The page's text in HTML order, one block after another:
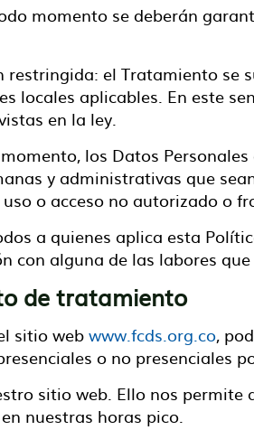
momento se deberán
restringida: el Tratamiento
locales aplicables. En este
en la ley.
los Datos
y administrativas que
o acceso no autorizado o
a quienes aplica esta
con alguna de las labores
de tratamiento
sitio webwww.fcds.org.co,
o no presenciales
sitio web. Ello nos
nuestras horas pico.